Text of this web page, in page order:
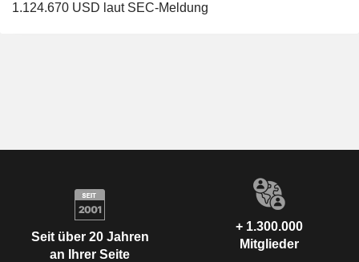
1.124.670 USD laut SEC-Meldung
Seit über 20 Jahren
an Ihrer Seite
+ 1.300.000
Mitglieder